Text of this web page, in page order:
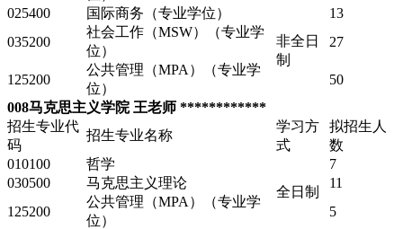
025400
国际商务（专业学位）
非全日
制
13
035200
社会工作（MSW）（专业学
位）
27
125200
公共管理（MPA）（专业学
位）
50
008马克思主义学院 王老师 ************
招生专业代
码
招生专业名称
学习方
式
拟招生人
数
010100
哲学
全日制
7
030500
马克思主义理论
11
125200
公共管理（MPA）（专业学
位）
5